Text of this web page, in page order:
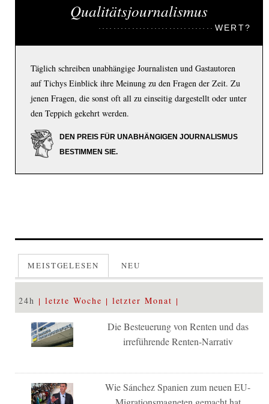
Qualitätsjournalismus
WERT?
Täglich schreiben unabhängige Journalisten und Gastautoren
auf Tichys Einblick ihre Meinung zu den Fragen der Zeit. Zu
jenen Fragen, die sonst oft all zu einseitig dargestellt oder unter
den Teppich gekehrt werden.
DEN PREIS FÜR UNABHÄNGIGEN JOURNALISMUS
BESTIMMEN SIE.
MEISTGELESEN NEU
24h letzte Woche letzter Monat
Die Besteuerung von Renten und das
irreführende Renten-Narrativ
Wie Sánchez Spanien zum neuen EU-